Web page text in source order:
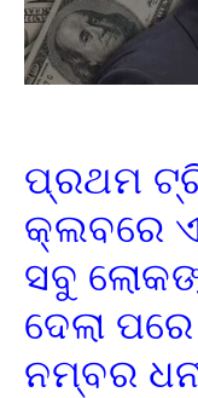
ପ୍ରଥମ
କ୍ଲବରେ
ସବୁ
ଦେଲା
ନମ୍ବର